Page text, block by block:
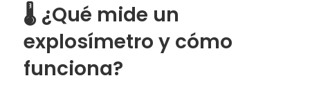
🌡️ ¿Qué mide un
explosímetro y cómo
funciona?